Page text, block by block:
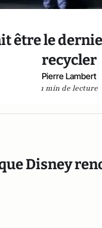
être le
recycler
Pierre Lambert
1 min de lecture
Disney